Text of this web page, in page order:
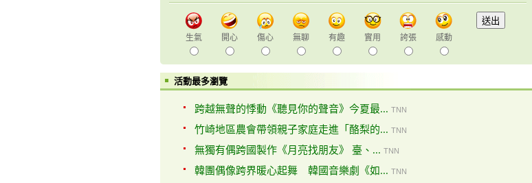
生氣 開心 傷心 無聊 有趣 實用 誇張 感動
活動最多瀏覽
跨越無聲的悸動《聽見你的聲音》今夏最... TNN
竹崎地區農會帶領親子家庭走進「酪梨的... TNN
無獨有偶跨國製作《月亮找朋友》 臺、... TNN
韓團偶像跨界暖心起舞 韓國音樂劇《如... TNN